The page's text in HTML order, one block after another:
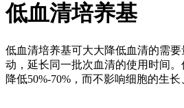
低血清培养基
低血清培养基可大大降低血清的需
动，延长同一批次血清的使用时间
降低50%-70%，而不影响细胞的生长